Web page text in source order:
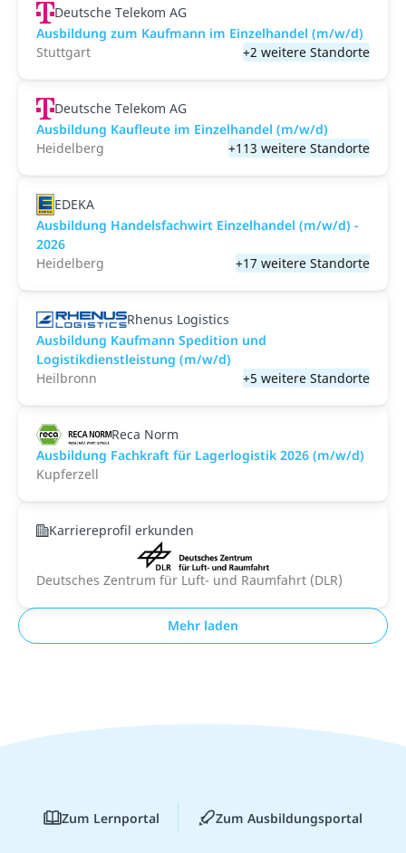
Deutsche Telekom AG
Ausbildung zum Kaufmann im Einzelhandel (m/w/d)
Stuttgart
+2 weitere Standorte
Deutsche Telekom AG
Ausbildung Kaufleute im Einzelhandel (m/w/d)
Heidelberg
+113 weitere Standorte
EDEKA
Ausbildung Handelsfachwirt Einzelhandel (m/w/d) -
2026
Heidelberg
+17 weitere Standorte
Rhenus Logistics
Ausbildung Kaufmann Spedition und
Logistikdienstleistung (m/w/d)
Heilbronn
+5 weitere Standorte
Reca Norm
Ausbildung Fachkraft für Lagerlogistik 2026 (m/w/d)
Kupferzell
Karriereprofil erkunden
Deutsches Zentrum für Luft- und Raumfahrt (DLR)
Mehr laden
Zum Lernportal Zum Ausbildungsportal